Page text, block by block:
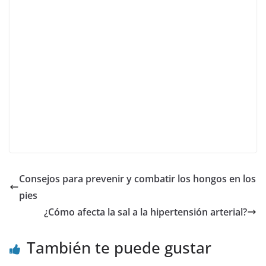
Consejos para prevenir y combatir los hongos en los
pies
¿Cómo afecta la sal a la hipertensión arterial?
También te puede gustar